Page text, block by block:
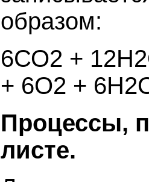
образом:
6СО2 +
+ 6О2 +
Процессы,
листе.